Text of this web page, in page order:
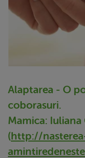
Alaptarea - O
coborasuri.
Mamica:
(http://